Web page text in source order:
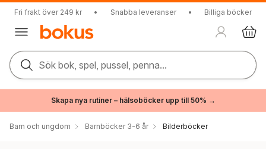
Fri frakt över 249 kr • Snabba leveranser • Billiga böcker
Sök bok, spel, pussel, penna...
Skapa nya rutiner – hälsoböcker upp till 50% →
Barn och ungdom Barnböcker 3-6 år Bilderböcker